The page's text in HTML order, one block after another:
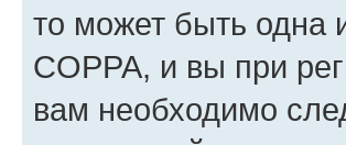
то может быть одна
COPPA, и вы при
вам необходимо